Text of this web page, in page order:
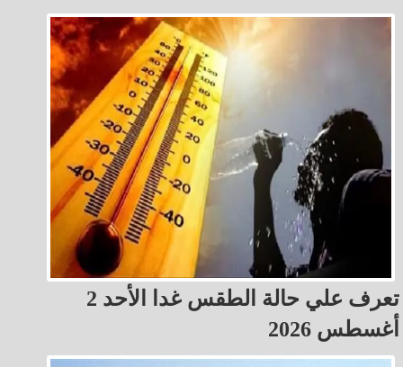
تعرف علي حالة الطقس غدا الأحد 2
أغسطس 2026